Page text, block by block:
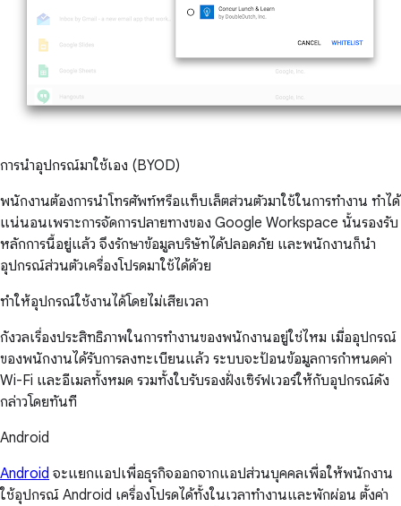
การนำอุปกรณ์มาใช้เอง (BYOD)
พนักงานต้องการนำโทรศัพท์หรือแท็บเล็ตส่วนตัวมาใช้ในการทำงาน ทำได้
แน่นอนเพราะการจัดการปลายทางของ Google Workspace นั้นรองรับ
หลักการนี้อยู่แล้ว จึงรักษาข้อมูลบริษัทได้ปลอดภัย และพนักงานก็นำ
อุปกรณ์ส่วนตัวเครื่องโปรดมาใช้ได้ด้วย
ทำให้อุปกรณ์ใช้งานได้โดยไม่เสียเวลา
กังวลเรื่องประสิทธิภาพในการทำงานของพนักงานอยู่ใช่ไหม เมื่ออุปกรณ์
ของพนักงานได้รับการลงทะเบียนแล้ว ระบบจะป้อนข้อมูลการกำหนดค่า
Wi-Fi และอีเมลทั้งหมด รวมทั้งใบรับรองฝั่งเซิร์ฟเวอร์ให้กับอุปกรณ์ดัง
กล่าวโดยทันที
Android
Android จะแยกแอปเพื่อธุรกิจออกจากแอปส่วนบุคคลเพื่อให้พนักงาน
ใช้อุปกรณ์ Android เครื่องโปรดได้ทั้งในเวลาทำงานและพักผ่อน ตั้งค่า